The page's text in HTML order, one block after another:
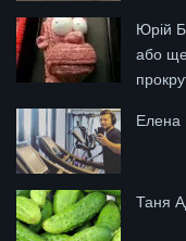
Юрій
або
Елена
Таня